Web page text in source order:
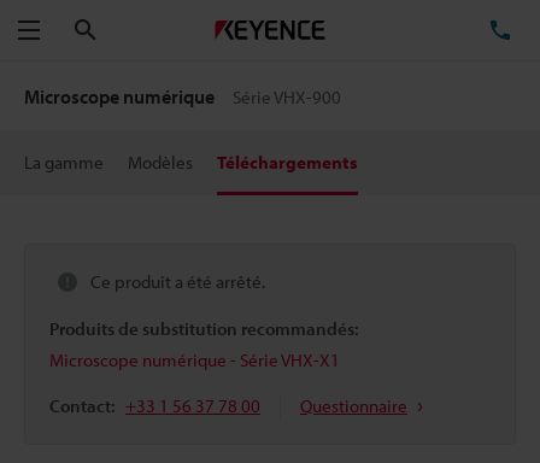
Menu
Microscope numérique Série VHX-900
La gamme Modèles Téléchargements
Ce produit a été arrêté.
Produits de substitution recommandés:
Microscope numérique - Série VHX-X1
Contact: +33 1 56 37 78 00 Questionnaire